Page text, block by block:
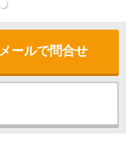
メールで問合せ